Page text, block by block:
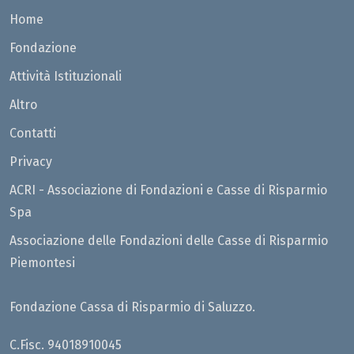
Home
Fondazione
Attività Istituzionali
Altro
Contatti
Privacy
ACRI - Associazione di Fondazioni e Casse di Risparmio
Spa
Associazione delle Fondazioni delle Casse di Risparmio
Piemontesi
Fondazione Cassa di Risparmio di Saluzzo.
C.Fisc. 94018910045